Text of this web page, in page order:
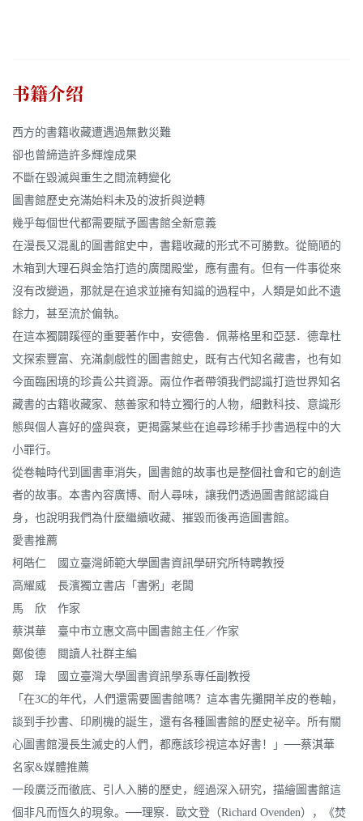
书籍介绍
西方的書籍收藏遭遇過無數災難
卻也曾締造許多輝煌成果
不斷在毀滅與重生之間流轉變化
圖書館歷史充滿始料未及的波折與逆轉
幾乎每個世代都需要賦予圖書館全新意義
在漫長又混亂的圖書館史中，書籍收藏的形式不可勝數。從簡陋的
木箱到大理石與金箔打造的廣闊殿堂，應有盡有。但有一件事從來
沒有改變過，那就是在追求並擁有知識的過程中，人類是如此不遺
餘力，甚至流於偏執。
在這本獨闢蹊徑的重要著作中，安德魯．佩蒂格里和亞瑟．德韋杜
文探索豐富、充滿劇戲性的圖書館史，既有古代知名藏書，也有如
今面臨困境的珍貴公共資源。兩位作者帶領我們認識打造世界知名
藏書的古籍收藏家、慈善家和特立獨行的人物，細數科技、意識形
態與個人喜好的盛與衰，更揭露某些在追尋珍稀手抄書過程中的大
小罪行。
從卷軸時代到圖書車消失，圖書館的故事也是整個社會和它的創造
者的故事。本書內容廣博、耐人尋味，讓我們透過圖書館認識自
身，也說明我們為什麼繼續收藏、摧毀而後再造圖書館。
愛書推薦
柯皓仁 國立臺灣師範大學圖書資訊學研究所特聘教授
高耀威 長濱獨立書店「書粥」老闆
馬 欣 作家
蔡淇華 臺中市立惠文高中圖書館主任／作家
鄭俊德 閱讀人社群主編
鄭 瑋 國立臺灣大學圖書資訊學系專任副教授
「在3C的年代，人們還需要圖書館嗎？這本書先攤開羊皮的卷軸，
談到手抄書、印刷機的誕生，還有各種圖書館的歷史祕辛。所有關
心圖書館漫長生滅史的人們，都應該珍視這本好書！」──蔡淇華
名家&媒體推薦
一段廣泛而徹底、引人入勝的歷史，經過深入研究，描繪圖書館這
個非凡而恆久的現象。──理察．歐文登（Richard Ovenden），《焚